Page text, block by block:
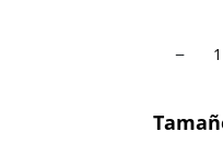
−